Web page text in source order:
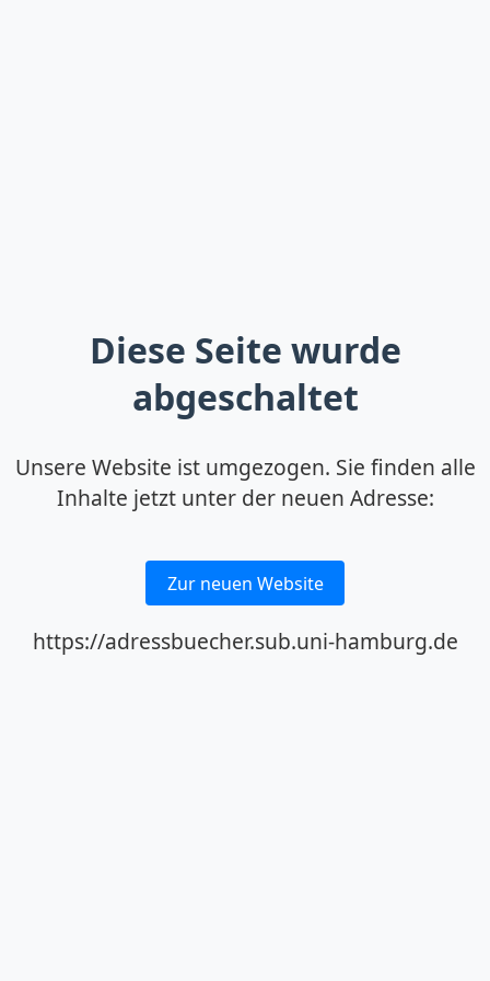
Diese Seite wurde
abgeschaltet
Unsere Website ist umgezogen. Sie finden alle
Inhalte jetzt unter der neuen Adresse:
Zur neuen Website
https://adressbuecher.sub.uni-hamburg.de